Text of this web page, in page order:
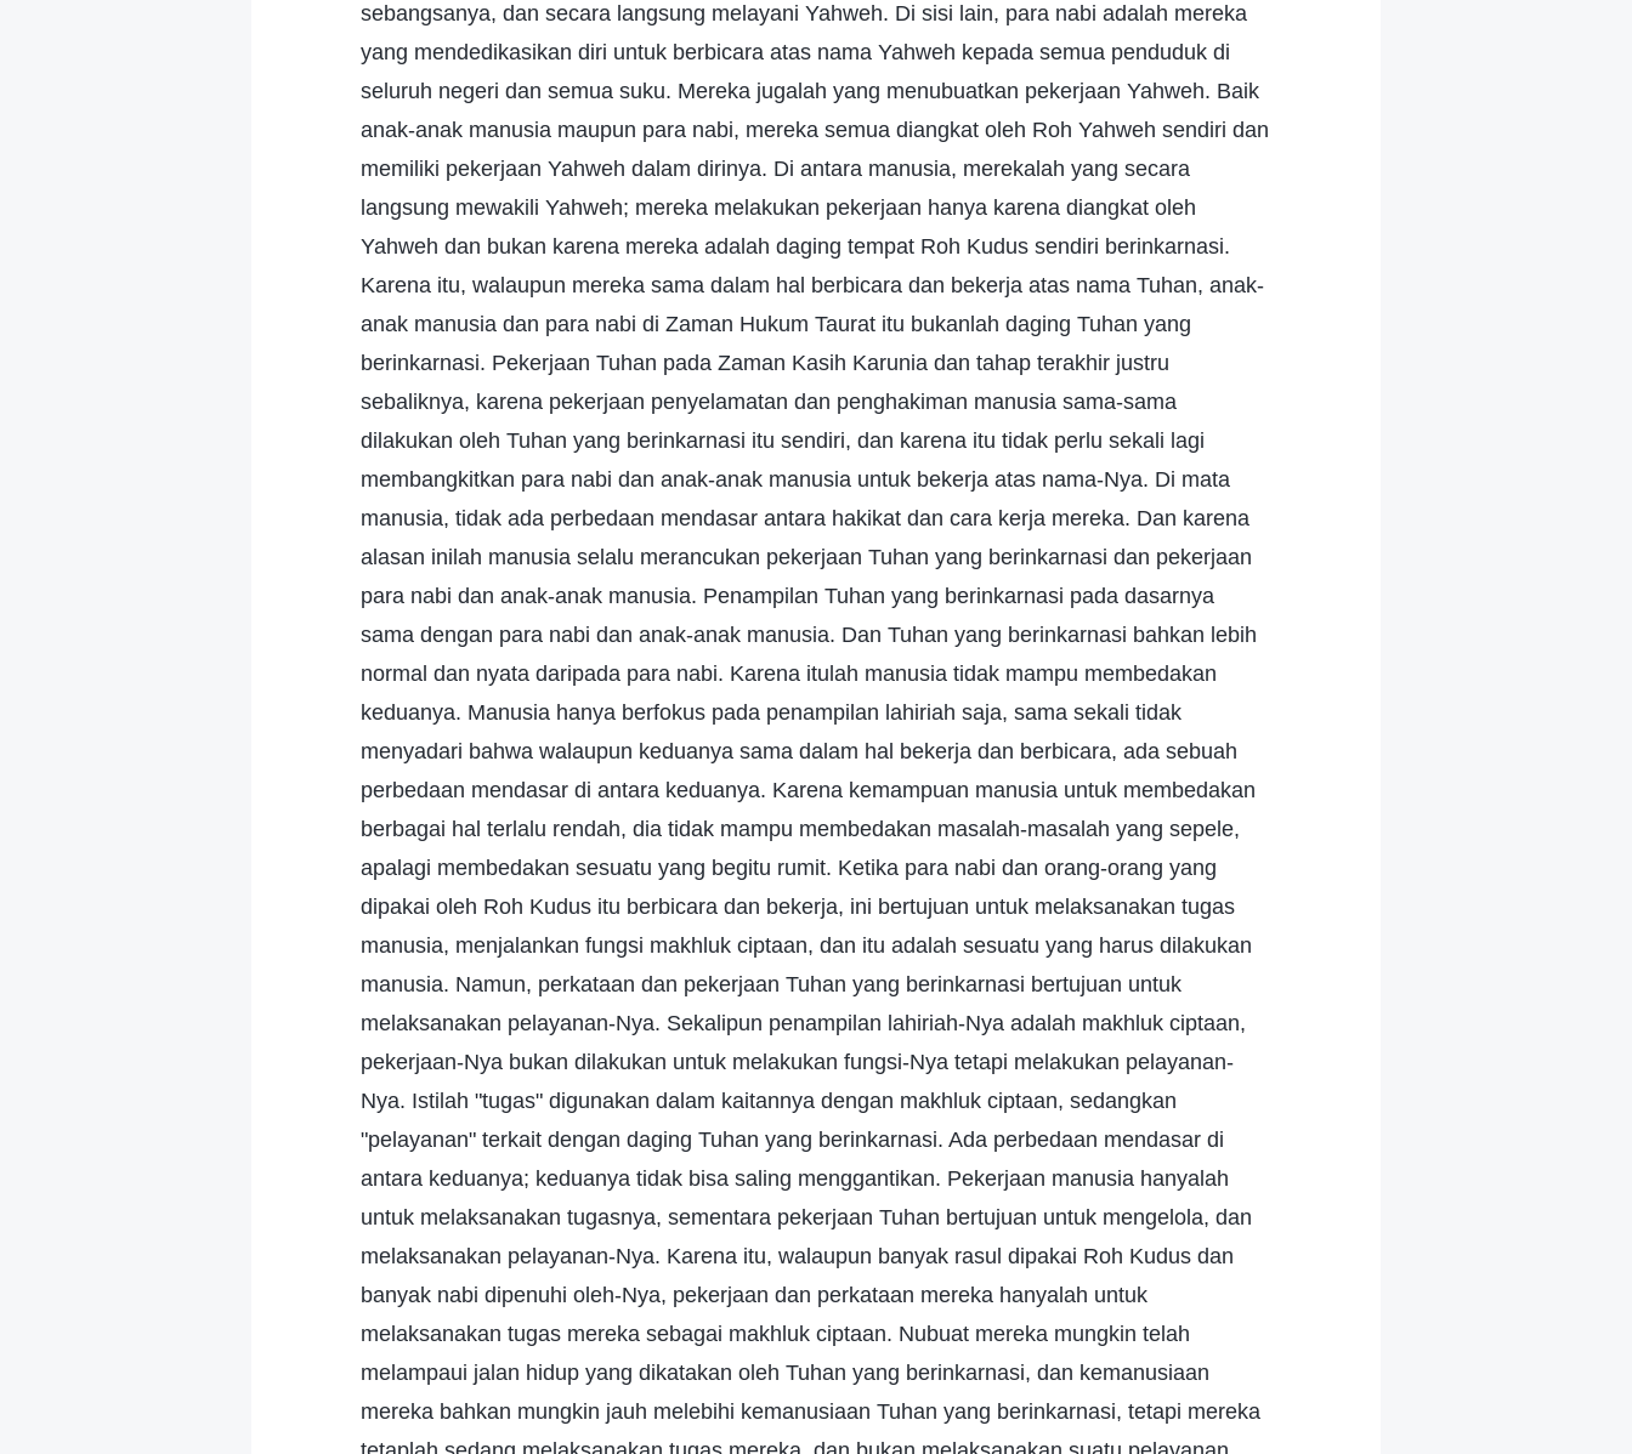
sebangsanya, dan secara langsung melayani Yahweh. Di sisi lain, para nabi adalah mereka
yang mendedikasikan diri untuk berbicara atas nama Yahweh kepada semua penduduk di
seluruh negeri dan semua suku. Mereka jugalah yang menubuatkan pekerjaan Yahweh. Baik
anak-anak manusia maupun para nabi, mereka semua diangkat oleh Roh Yahweh sendiri dan
memiliki pekerjaan Yahweh dalam dirinya. Di antara manusia, merekalah yang secara
langsung mewakili Yahweh; mereka melakukan pekerjaan hanya karena diangkat oleh
Yahweh dan bukan karena mereka adalah daging tempat Roh Kudus sendiri berinkarnasi.
Karena itu, walaupun mereka sama dalam hal berbicara dan bekerja atas nama Tuhan, anak-
anak manusia dan para nabi di Zaman Hukum Taurat itu bukanlah daging Tuhan yang
berinkarnasi. Pekerjaan Tuhan pada Zaman Kasih Karunia dan tahap terakhir justru
sebaliknya, karena pekerjaan penyelamatan dan penghakiman manusia sama-sama
dilakukan oleh Tuhan yang berinkarnasi itu sendiri, dan karena itu tidak perlu sekali lagi
membangkitkan para nabi dan anak-anak manusia untuk bekerja atas nama-Nya. Di mata
manusia, tidak ada perbedaan mendasar antara hakikat dan cara kerja mereka. Dan karena
alasan inilah manusia selalu merancukan pekerjaan Tuhan yang berinkarnasi dan pekerjaan
para nabi dan anak-anak manusia. Penampilan Tuhan yang berinkarnasi pada dasarnya
sama dengan para nabi dan anak-anak manusia. Dan Tuhan yang berinkarnasi bahkan lebih
normal dan nyata daripada para nabi. Karena itulah manusia tidak mampu membedakan
keduanya. Manusia hanya berfokus pada penampilan lahiriah saja, sama sekali tidak
menyadari bahwa walaupun keduanya sama dalam hal bekerja dan berbicara, ada sebuah
perbedaan mendasar di antara keduanya. Karena kemampuan manusia untuk membedakan
berbagai hal terlalu rendah, dia tidak mampu membedakan masalah-masalah yang sepele,
apalagi membedakan sesuatu yang begitu rumit. Ketika para nabi dan orang-orang yang
dipakai oleh Roh Kudus itu berbicara dan bekerja, ini bertujuan untuk melaksanakan tugas
manusia, menjalankan fungsi makhluk ciptaan, dan itu adalah sesuatu yang harus dilakukan
manusia. Namun, perkataan dan pekerjaan Tuhan yang berinkarnasi bertujuan untuk
melaksanakan pelayanan-Nya. Sekalipun penampilan lahiriah-Nya adalah makhluk ciptaan,
pekerjaan-Nya bukan dilakukan untuk melakukan fungsi-Nya tetapi melakukan pelayanan-
Nya. Istilah "tugas" digunakan dalam kaitannya dengan makhluk ciptaan, sedangkan
"pelayanan" terkait dengan daging Tuhan yang berinkarnasi. Ada perbedaan mendasar di
antara keduanya; keduanya tidak bisa saling menggantikan. Pekerjaan manusia hanyalah
untuk melaksanakan tugasnya, sementara pekerjaan Tuhan bertujuan untuk mengelola, dan
melaksanakan pelayanan-Nya. Karena itu, walaupun banyak rasul dipakai Roh Kudus dan
banyak nabi dipenuhi oleh-Nya, pekerjaan dan perkataan mereka hanyalah untuk
melaksanakan tugas mereka sebagai makhluk ciptaan. Nubuat mereka mungkin telah
melampaui jalan hidup yang dikatakan oleh Tuhan yang berinkarnasi, dan kemanusiaan
mereka bahkan mungkin jauh melebihi kemanusiaan Tuhan yang berinkarnasi, tetapi mereka